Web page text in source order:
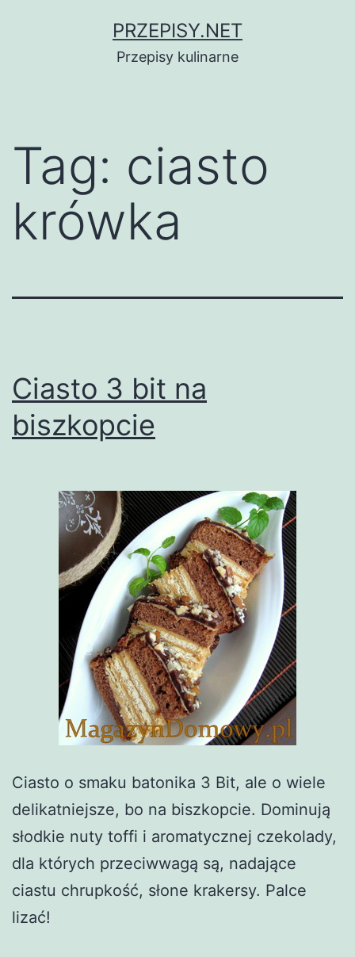
PRZEPISY.NET
Przepisy kulinarne
Tag: ciasto
krówka
Ciasto 3 bit na
biszkopcie
Ciasto o smaku batonika 3 Bit, ale o wiele
delikatniejsze, bo na biszkopcie. Dominują
słodkie nuty toffi i aromatycznej czekolady,
dla których przeciwwagą są, nadające
ciastu chrupkość, słone krakersy. Palce
lizać!